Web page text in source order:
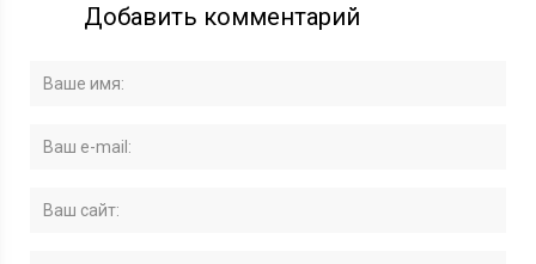
Добавить комментарий